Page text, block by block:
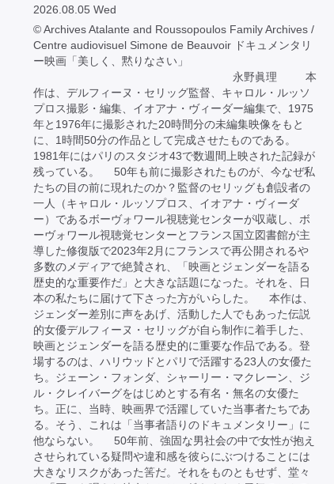
2026.08.05 Wed
© Archives Atalante and Roussopoulos Family Archives /
Centre audiovisuel Simone de Beauvoir ドキュメンタリ
ー映画「美しく、黙りなさい」
永野眞理 本
作は、デルフィーヌ・セリッグ監督、キャロル・ルッソ
プロス撮影・編集、イオアナ・ヴィーダー編集で、1975
年と1976年に撮影された20時間分の未編集映像をもと
に、1時間50分の作品として完成させたものである。
1981年にはパリのスタジオ43で数週間上映された記録が
残っている。 50年も前に撮影されたものが、今なぜ私
たちの目の前に現れたのか？監督のセリッグも創設者の
一人（キャロル・ルッソプロス、イオアナ・ヴィーダ
ー）であるボーヴォワール視聴覚センターが収蔵し、ボ
ーヴォワール視聴覚センターとフランス国立図書館が主
導した修復版で2023年2月にフランスで再公開されるや
多数のメディアで絶賛され、「映画とジェンダーを語る
歴史的な重要作だ」と大きな話題になった。それを、日
本の私たちに届けて下さった方がいらした。 本作は、
ジェンダー差別に声をあげ、活動した人でもあった伝説
的女優デルフィーヌ・セリッグが自ら制作に着手した、
映画とジェンダーを語る歴史的に重要な作品である。登
場するのは、ハリウッドとパリで活躍する23人の女優た
ち。ジェーン・フォンダ、シャーリー・マクレーン、ジ
ル・クレイバーグをはじめとする有名・無名の女優た
ち。正に、当時、映画界で活躍していた当事者たちであ
る。そう、これは「当事者語りのドキュメンタリー」に
他ならない。 50年前、強固な男社会の中で女性が抱え
させられている疑問や違和感を彼らにぶつけることには
大きなリスクがあった筈だ。それをものともせず、堂々